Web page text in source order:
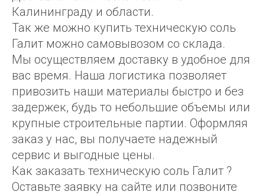
Калининграду и области.
Так же можно купить техническую соль
Галит можно самовывозом со склада.
Мы осуществляем доставку в удобное для
вас время. Наша логистика позволяет
привозить наши материалы быстро и без
задержек, будь то небольшие объемы или
крупные строительные партии. Оформляя
заказ у нас, вы получаете надежный
сервис и выгодные цены.
Как заказать техническую соль Галит ?
Оставьте заявку на сайте или позвоните